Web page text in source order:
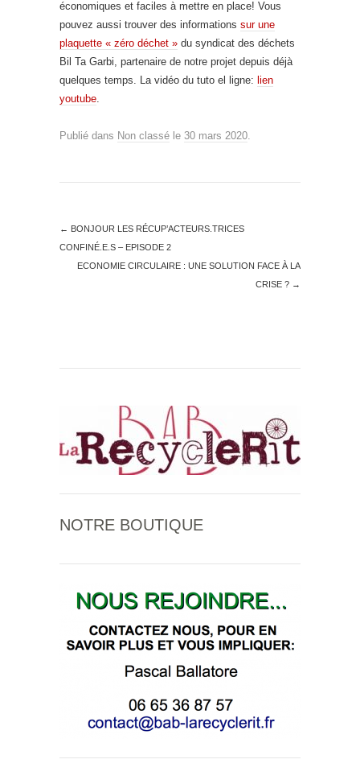
économiques et faciles à mettre en place! Vous
pouvez aussi trouver des informations sur une
plaquette « zéro déchet » du syndicat des déchets
Bil Ta Garbi, partenaire de notre projet depuis déjà
quelques temps. La vidéo du tuto el ligne: lien
youtube.
Publié dans Non classé le 30 mars 2020.
← BONJOUR LES RÉCUP’ACTEURS.TRICES
CONFINÉ.E.S – EPISODE 2
ECONOMIE CIRCULAIRE : UNE SOLUTION FACE À LA
CRISE ? →
NOTRE BOUTIQUE